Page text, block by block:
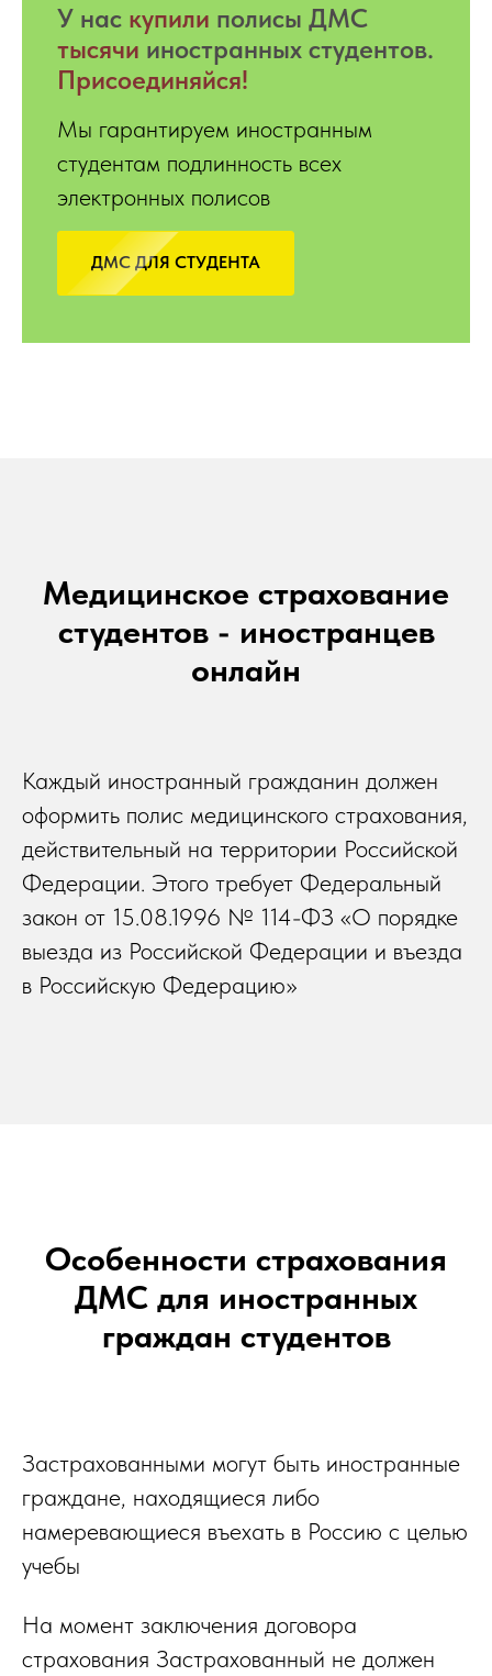
У нас купили полисы ДМС
тысячи иностранных студентов.
Присоединяйся!
Мы гарантируем иностранным
студентам подлинность всех
электронных полисов
ДМС ДЛЯ СТУДЕНТА
Медицинское страхование
студентов - иностранцев
онлайн
Каждый иностранный гражданин должен
оформить полис медицинского страхования,
действительный на территории Российской
Федерации. Этого требует Федеральный
закон от 15.08.1996 № 114-ФЗ «О порядке
выезда из Российской Федерации и въезда
в Российскую Федерацию»
Особенности страхования
ДМС для иностранных
граждан студентов
Застрахованными могут быть иностранные
граждане, находящиеся либо
намеревающиеся въехать в Россию с целью
учебы
На момент заключения договора
страхования Застрахованный не должен